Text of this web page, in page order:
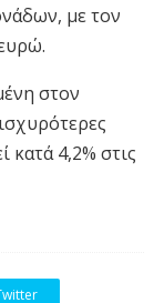
με τον
στον
κατά 4,2% στις
στις
καταγράφει